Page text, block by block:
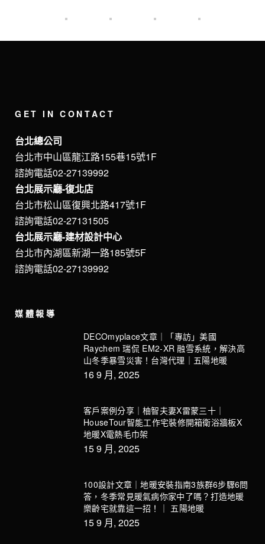
GET IN CONTACT
台北總公司
台北市中山區龍江路155巷15號1F
諮詢電話02-27139992
台北展示廳-復北店
台北市松山區復興北路417號1F
諮詢電話02-27131505
台北展示廳-建材設計中心
台北市內湖區新湖一路185號5F
諮詢電話02-27139992
媒體報導
DECOmyplace文章｜「專訪」美國
Raychem 瑞侃 EM2-XR 融雪系統，解決高
山冬季暴雪災害！台灣代理｜五陽地暖
16 9 月, 2025
客戶案例分享｜柚智夫妻X雷蒙三十｜
HouseTour智能工作宅裝修開箱衛浴牆板X
地暖X電熱毛巾架
15 9 月, 2025
100設計文章｜地暖安裝指南3族群6步驟6問
答，冬季常見暖氣病你家中了嗎？打造地暖
樂齡宅就靠這一招！｜ 五陽地暖
15 9 月, 2025